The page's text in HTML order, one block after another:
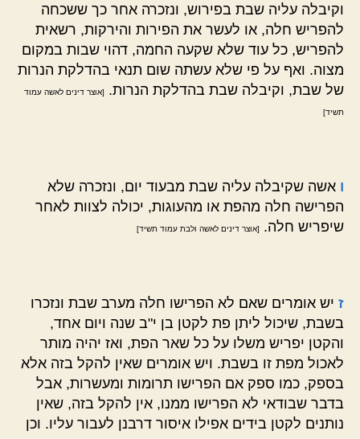
וקיבלה עליה שבת בפירוש, ונזכרה אחר כך ששכחה
להפריש חלה, או לעשר את הפירות והירקות, רשאית
להפריש, כל עוד שלא שקעה החמה, דהוי שבות במקום
מצוה. ואף על פי שלא עשתה שום תנאי בהדלקת הנרות
של שבת, וקיבלה שבת בהדלקת הנרות.
[אוצר דינים לאשה עמוד
תשיד]
ו אשה שקיבלה עליה שבת מבעוד יום, ונזכרה שלא
הפרישה חלה מהפת או מהעוגות, יכולה לצוות לאחר
שיפריש חלה.
[אוצר דינים לאשה ולבת עמוד תשיד]
ז יש אומרים שאם לא הפרישו חלה מערב שבת ונזכרו
בשבת, שיכול ליתן פת לקטן בן י"ב שנה ויום אחד,
והקטן יפריש משלו על כל שאר הפת, ואז יהיה מותר
לאכול מפת זו בשבת. ויש אומרים שאין להקל בזה אלא
בספק, כמו ספק אם הפרישו תרומות ומעשרות, אבל
בדבר שבודאי לא הפרישו ממנו, אין להקל בזה, שאין
נותנים לקטן בידים אפילו איסור דרבנן לעבור עליו. וכן